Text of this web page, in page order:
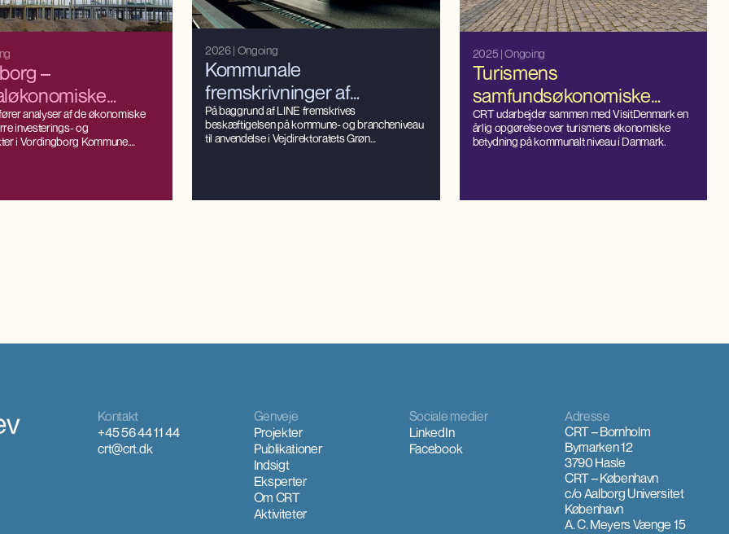
–
for
analyser af de økonomiske
investerings- og
i Vordingborg Kommune.
efterfølgende drift.
2026| Ongoing
Kommunale
fremskrivninger af
beskæftigelsen på
brancheniveau
På baggrund af LINE fremskrives
beskæftigelsen på kommune- og brancheniveau
til anvendelse i Vejdirektoratets Grøn
2025| Ongoing
Turismens
samfundsøkonomiske
betydning
CRT udarbejder sammen med VisitDenmark en
årlig opgørelse over turismens økonomiske
betydning på kommunalt niveau i Danmark.
Kontakt
+45 56 44 11 44
crt@crt.dk
Genveje
Projekter
Publikationer
Indsigt
Eksperter
Om CRT
Aktiviteter
Sociale medier
LinkedIn
Facebook
Adresse
CRT – Bornholm
Bymarken 12
3790 Hasle
CRT – København
c/o Aalborg Universitet
København
A. C. Meyers Vænge 15